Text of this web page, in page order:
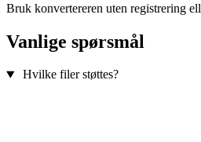
Bruk konvertereren uten registrering
Vanlige spørsmål
Hvilke filer støttes?